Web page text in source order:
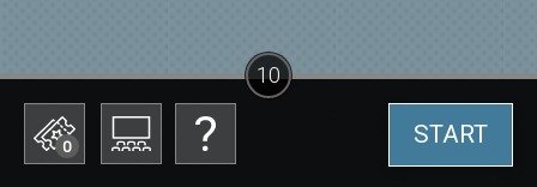
0 START
10